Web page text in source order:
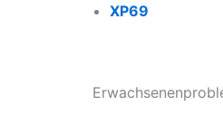
XP69